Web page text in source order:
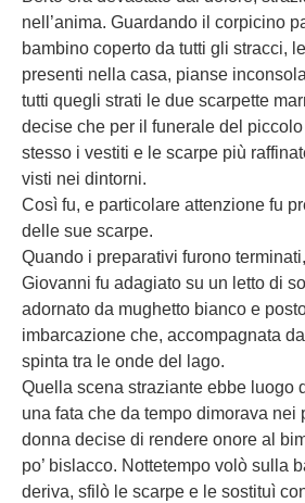
nell’anima. Guardando il corpicino
bambino coperto da tutti gli stracci,
presenti nella casa, pianse
tutti quegli strati le due scarpette
decise che per il funerale del
stesso i vestiti e le scarpe più
visti nei dintorni.
Così fu, e particolare attenzione fu
delle sue scarpe.
Quando i preparativi furono
Giovanni fu adagiato su un letto di
adornato da mughetto bianco e
imbarcazione che, accompagnata
spinta tra le onde del lago.
Quella scena straziante ebbe luogo
una fata che da tempo dimorava nei
donna decise di rendere onore al
po’ bislacco. Nottetempo volò sulla
deriva, sfilò le scarpe e le sostituì